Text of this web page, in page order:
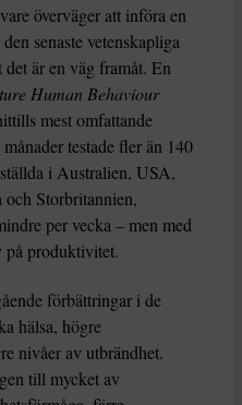
överväger att införa en
senaste vetenskapliga
är en väg framåt. En
Human Behaviour
mest omfattande
testade fler än 140
i Australien, USA,
Storbritannien,
per vecka – men med
produktivitet.
förbättringar i de
hälsa, högre
nivåer av utbrändhet.
till mycket av